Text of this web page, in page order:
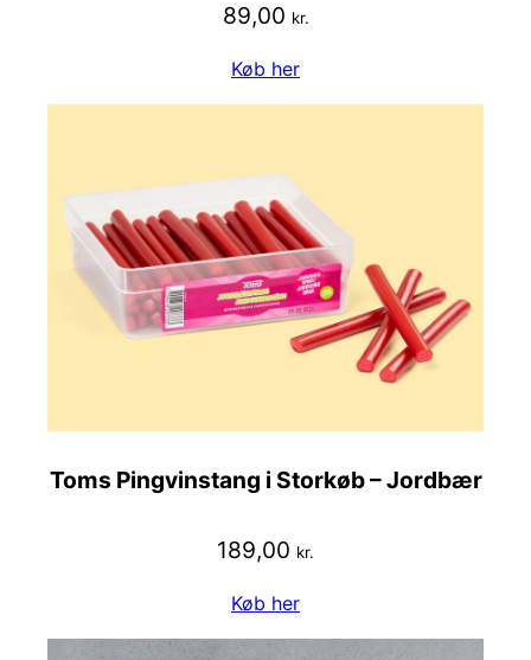
89,00 kr.
Køb her
Toms Pingvinstang i Storkøb – Jordbær
189,00 kr.
Køb her